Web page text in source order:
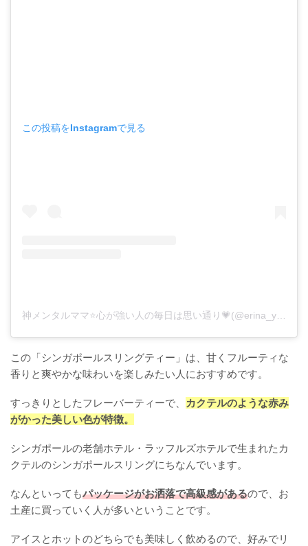
この投稿をInstagramで見る
この「シンガポールスリングティー」は、甘くフルーティな
香りと爽やかな味わいを楽しみたい人におすすめです。
すっきりとしたフレーバーティーで、
カクテルのような赤み
がかった美しい色が特徴。
シンガポールの老舗ホテル・ラッフルズホテルで生まれたカ
クテルのシンガポールスリングにちなんでいます。
なんといってもパッケージがお洒落で高級感があるので、お
土産に買っていく人が多いということです。
アイスとホットのどちらでも美味しく飲めるので、好みでリ